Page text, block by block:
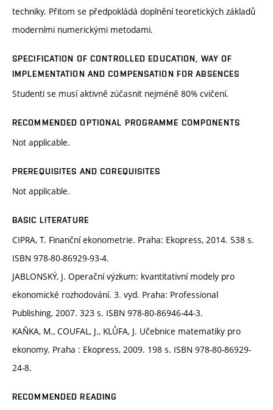
techniky. Přitom se předpokládá doplnění teoretických základů
moderními numerickými metodami.
SPECIFICATION OF CONTROLLED EDUCATION, WAY OF
IMPLEMENTATION AND COMPENSATION FOR ABSENCES
Studenti se musí aktivně zúčasnit nejméně 80% cvičení.
RECOMMENDED OPTIONAL PROGRAMME COMPONENTS
Not applicable.
PREREQUISITES AND COREQUISITES
Not applicable.
BASIC LITERATURE
CIPRA, T. Finanční ekonometrie. Praha: Ekopress, 2014. 538 s.
ISBN 978-80-86929-93-4.
JABLONSKÝ, J. Operační výzkum: kvantitativní modely pro
ekonomické rozhodování. 3. vyd. Praha: Professional
Publishing, 2007. 323 s. ISBN 978-80-86946-44-3.
KAŇKA, M., COUFAL, J., KLŮFA, J. Učebnice matematiky pro
ekonomy. Praha : Ekopress, 2009. 198 s. ISBN 978-80-86929-
24-8.
RECOMMENDED READING